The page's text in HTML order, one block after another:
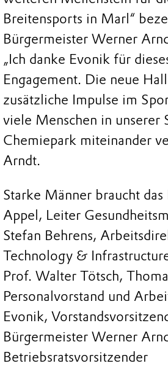
Breitensports in Marl“
Bürgermeister Werner
„Ich danke Evonik für
Engagement. Die neue
zusätzliche Impulse im
viele Menschen in unserer
Chemiepark miteinander
Arndt.
Starke Männer braucht
Appel, Leiter
Stefan Behrens,
Technology &
Prof. Walter Tötsch,
Personalvorstand und
Evonik,
Bürgermeister Werner
Betriebsratsvorsitzender